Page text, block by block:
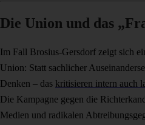
Die Union und das
Im Fall Brosius-Gersdorf zeigt sich
Union: Statt sachlicher
Denken – das kritisieren intern auch
Die Kampagne gegen die
Medien und radikalen